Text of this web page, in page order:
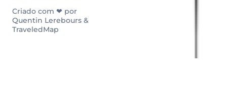
Criado com ❤ por
Quentin Lerebours &
TraveledMap